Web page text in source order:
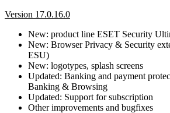
Version 17.0.16.0
New: product line ESET Security
New: Browser Privacy & Security
ESU)
New: logotypes, splash screens
Updated: Banking and payment
Banking & Browsing
Updated: Support for subscription
Other improvements and bugfixes